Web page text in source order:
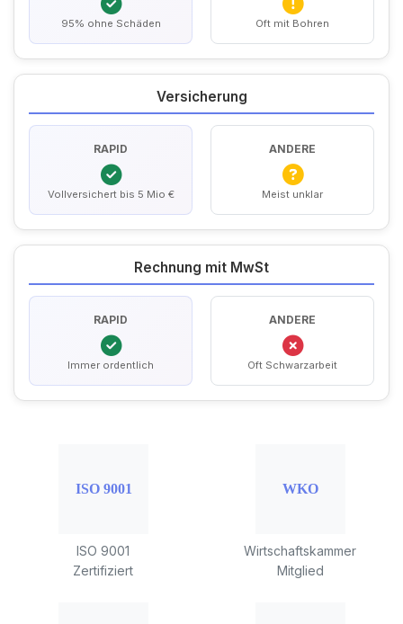
95% ohne Schäden Oft mit Bohren
Versicherung
RAPID
Vollversichert bis 5 Mio €
ANDERE
Meist unklar
Rechnung mit MwSt
RAPID
Immer ordentlich
ANDERE
Oft Schwarzarbeit
ISO 9001
Zertifiziert
Wirtschaftskammer
Mitglied